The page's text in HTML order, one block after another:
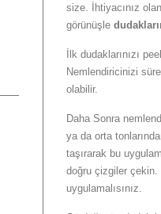
size. İhtiyacınız
görünüşle
İlk dudaklarınızı
Nemlendiricinizi
olabilir.
Daha Sonra
ya da orta
taşırarak bu
doğru çizgiler çekin.
uygulamalısınız.